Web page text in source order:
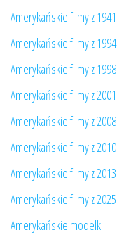
Amerykańskie filmy z
Amerykańskie filmy z
Amerykańskie filmy z
Amerykańskie filmy z
Amerykańskie filmy z
Amerykańskie filmy z
Amerykańskie filmy z
Amerykańskie filmy z
Amerykańskie modelki